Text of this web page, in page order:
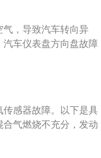
前照灯故障的原因。
大灯，也可以设置成自
左手的手柄下压就打
后视镜上的镜头，捕捉
气，导致汽车转向异
车仪表盘方向盘故障
故障灯，灯亮表示转
项：转向助力系统故
再超车，尽快到专业
感器故障。以下是具
气燃烧不充分，发动
造成危害。氧传感器